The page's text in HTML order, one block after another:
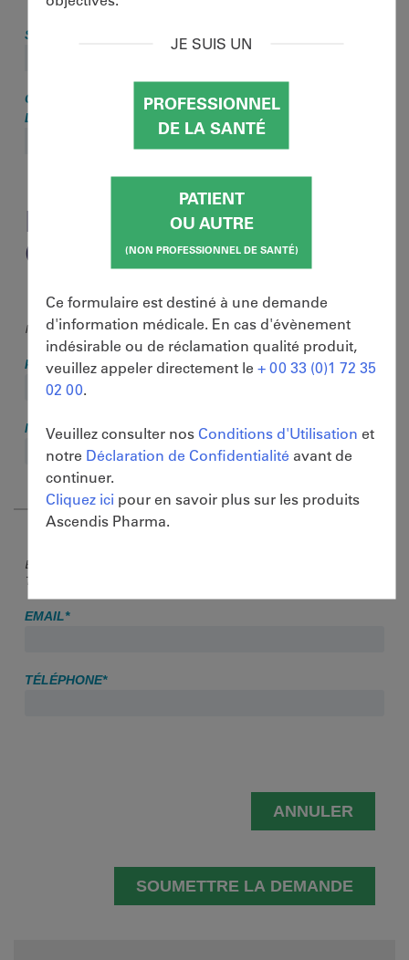
SÉLECTIONNEZ L'OPTION QUI VOUS DÉCRIT LE MIEUX*
COMMENT PRÉFÉREZ-VOUS RECEVOIR UNE RÉPONSE
D'ASCENDIS PHARMA*
INFORMATIONS DE
CONTACT
NOM:
PRÉNOM*
NOM DE FAMILLE*
EMAIL &
TÉLÉPHONE:
EMAIL*
TÉLÉPHONE*
JE SUIS UN
PROFESSIONNEL
DE LA SANTÉ
PATIENT
OU AUTRE
(NON PROFESSIONNEL DE SANTÉ)
Ce formulaire est destiné à une demande
d'information médicale. En cas d'évènement
indésirable ou de réclamation qualité produit,
veuillez appeler directement le + 00 33 (0)1 72 35
02 00.
Veuillez consulter nos Conditions d'Utilisation et
notre Déclaration de Confidentialité avant de
continuer.
Cliquez ici pour en savoir plus sur les produits
Ascendis Pharma.